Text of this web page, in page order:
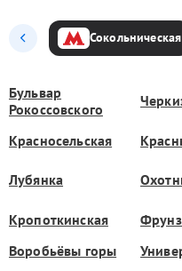
Сокольническая
Бульвар
Рокоссовского
Красносельская
Лубянка
Кропоткинская
Воробьёвы горы